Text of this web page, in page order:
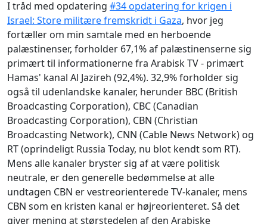
I tråd med opdatering #34 opdatering for krigen i
Israel: Store militære fremskridt i Gaza, hvor jeg
fortæller om min samtale med en herboende
palæstinenser, forholder 67,1% af palæstinenserne sig
primært til informationerne fra Arabisk TV - primært
Hamas' kanal Al Jazireh (92,4%). 32,9% forholder sig
også til udenlandske kanaler, herunder BBC (British
Broadcasting Corporation), CBC (Canadian
Broadcasting Corporation), CBN (Christian
Broadcasting Network), CNN (Cable News Network) og
RT (oprindeligt Russia Today, nu blot kendt som RT).
Mens alle kanaler bryster sig af at være politisk
neutrale, er den generelle bedømmelse at alle
undtagen CBN er vestreorienterede TV-kanaler, mens
CBN som en kristen kanal er højreorienteret. Så det
giver mening at størstedelen af den Arabiske